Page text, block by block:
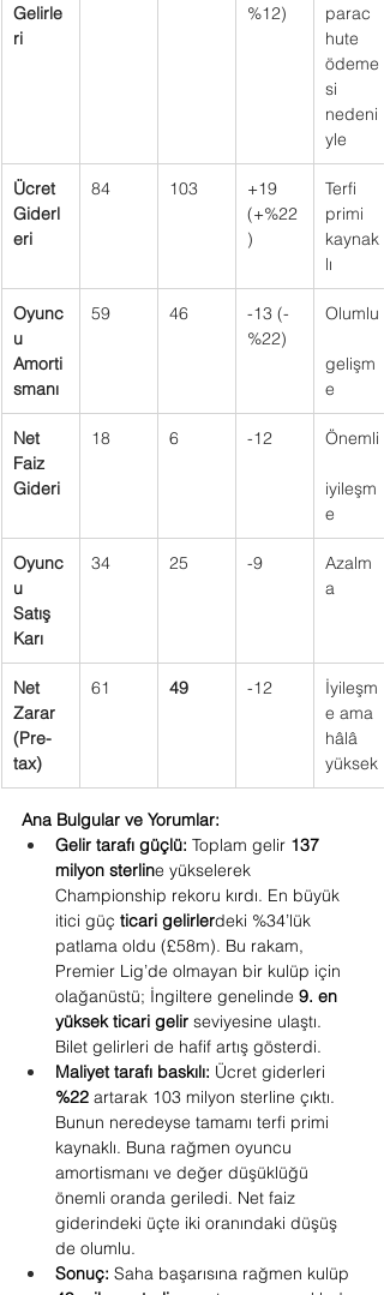
Gelirle
ri
%12)
parac
hute
ödeme
si
nedeni
yle
Ücret
Giderl
eri
84 103
+19
(+%22
)
Terfi
primi
kaynak
lı
Oyunc
u
Amorti
smanı
59 46
-13 (-
%22)
Olumlu
gelişm
e
Net
Faiz
Gideri
18 6 -12 Önemli
iyileşm
e
Oyunc
u
Satış
Karı
34 25 -9
Azalm
a
Net
Zarar
(Pre-
tax)
61 49 -12
İyileşm
e ama
hâlâ
yüksek
Ana Bulgular ve Yorumlar:
Gelir tarafı güçlü: Toplam gelir 137
milyon sterline yükselerek
Championship rekoru kırdı. En büyük
itici güç ticari gelirlerdeki %34’lük
patlama oldu (£58m). Bu rakam,
Premier Lig’de olmayan bir kulüp için
olağanüstü; İngiltere genelinde 9. en
yüksek ticari gelir seviyesine ulaştı.
Bilet gelirleri de hafif artış gösterdi.
Maliyet tarafı baskılı: Ücret giderleri
%22 artarak 103 milyon sterline çıktı.
Bunun neredeyse tamamı terfi primi
kaynaklı. Buna rağmen oyuncu
amortismanı ve değer düşüklüğü
önemli oranda geriledi. Net faiz
giderindeki üçte iki oranındaki düşüş
de olumlu.
Sonuç: Saha başarısına rağmen kulüp